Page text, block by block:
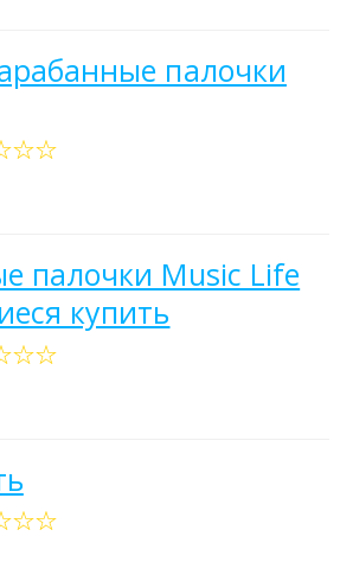
палочки
палочки Music Life
купить